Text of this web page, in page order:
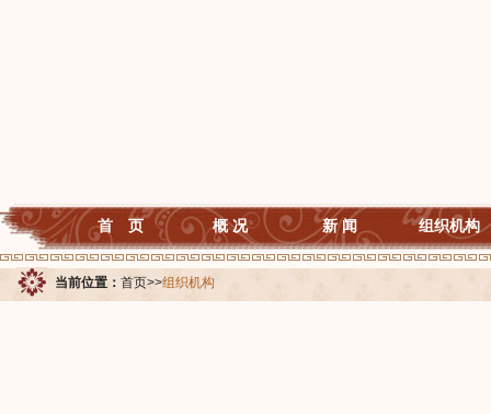
首 页 概 况 新 闻 组织机构
当前位置： 首页>>组织机构